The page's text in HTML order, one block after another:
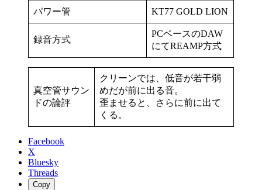
パワー管 KT77 GOLD LION
録音方式
PCベースのDAW
にてREAMP方式
真空管サウン
ドの論評
クリーンでは、低音が若干弱
めだが前に出る音。
歪ませると、さらに前に出て
くる。
Facebook
X
Bluesky
Threads
Copy